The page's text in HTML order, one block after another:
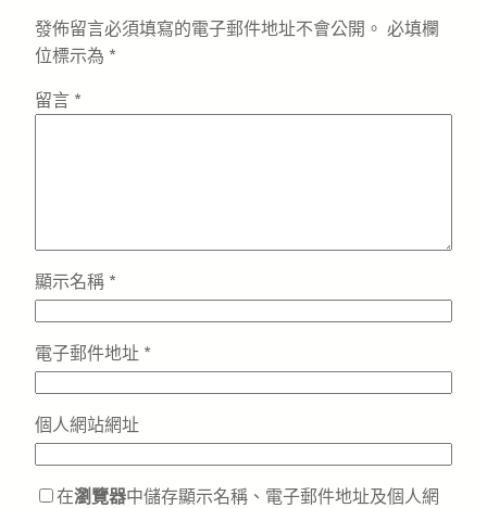
發佈留言必須填寫的電子郵件地址不會公開。 必填欄
位標示為 *
留言 *
顯示名稱 *
電子郵件地址 *
個人網站網址
在瀏覽器中儲存顯示名稱、電子郵件地址及個人網